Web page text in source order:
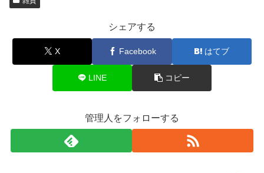
シェアする
X Facebook はてブ
LINE コピー
管理人をフォローする